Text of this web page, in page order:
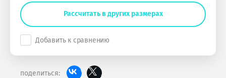
Рассчитать в других размерах
Добавить к сравнению
поделиться: